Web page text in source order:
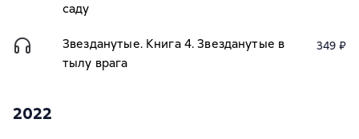
саду
Звезданутые. Книга 4. Звезданутые в
тылу врага
349 ₽
2022